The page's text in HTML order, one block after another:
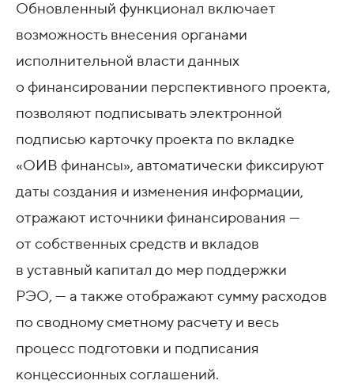
Обновленный функционал включает
возможность внесения органами
исполнительной власти данных
о финансировании перспективного проекта,
позволяют подписывать электронной
подписью карточку проекта по вкладке
«ОИВ финансы», автоматически фиксируют
даты создания и изменения информации,
отражают источники финансирования —
от собственных средств и вкладов
в уставный капитал до мер поддержки
РЭО, — а также отображают сумму расходов
по сводному сметному расчету и весь
процесс подготовки и подписания
концессионных соглашений.